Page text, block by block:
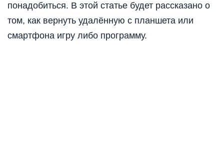
понадобиться. В этой статье будет рассказано о
том, как вернуть удалённую с планшета или
смартфона игру либо программу.